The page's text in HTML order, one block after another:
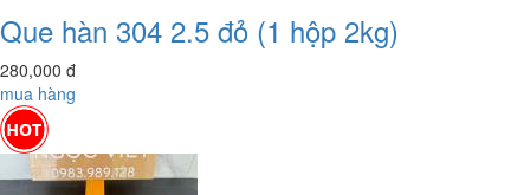
Que hàn 304 2.5 đỏ (1 hộp 2kg)
280,000 đ
mua hàng